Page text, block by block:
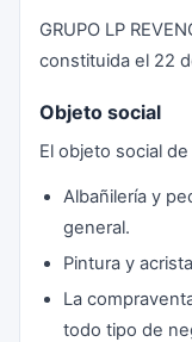
GRUPO LP
constituida el 22
Objeto social
El objeto social de
Albañilería y
general.
Pintura y
La
todo tipo de